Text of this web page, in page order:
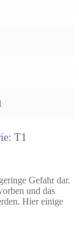
T1
Gefahr dar.
und das
Hier einige